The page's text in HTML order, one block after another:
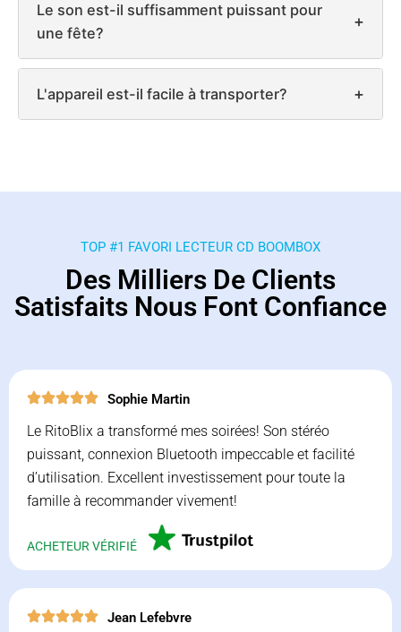
Le son est-il suffisamment puissant pour
une fête?
+
L'appareil est-il facile à transporter? +
TOP #1 FAVORI LECTEUR CD BOOMBOX
Des Milliers De Clients
Satisfaits Nous Font Confiance
Sophie Martin
Le RitoBlix a transformé mes soirées! Son stéréo
puissant, connexion Bluetooth impeccable et facilité
d’utilisation. Excellent investissement pour toute la
famille à recommander vivement!
ACHETEUR VÉRIFIÉ
Jean Lefebvre